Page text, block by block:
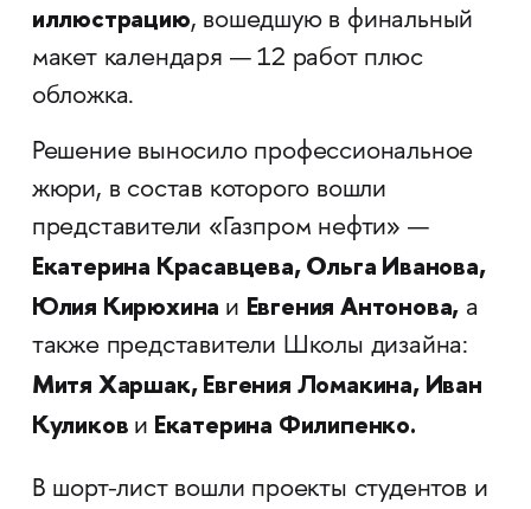
иллюстрацию, вошедшую в финальный
макет календаря — 12 работ плюс
обложка.
Решение выносило профессиональное
жюри, в состав которого вошли
представители «Газпром нефти» —
Екатерина Красавцева, Ольга Иванова,
Юлия Кирюхина и Евгения Антонова, а
также представители Школы дизайна:
Митя Харшак, Евгения Ломакина, Иван
Куликов и Екатерина Филипенко.
В шорт-лист вошли проекты студентов и